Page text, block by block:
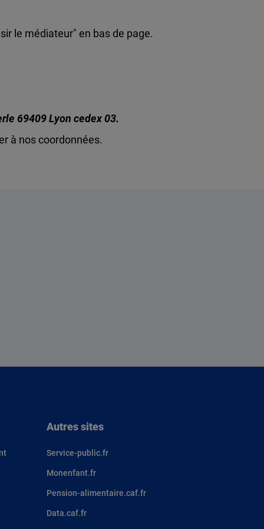
le médiateur" en bas de page.
69409 Lyon cedex 03.
à nos coordonnées.
Autres sites
Service-public.fr
Monenfant.fr
Pension-alimentaire.caf.fr
Data.caf.fr